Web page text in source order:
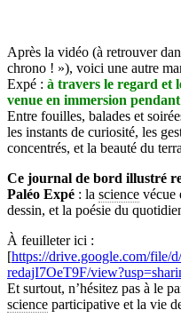
Après la vidéo (à retrouver
chrono ! »), voici une autre
Expé : à travers le regard et
venue en immersion
Entre fouilles, balades et
les instants de curiosité, les
concentrés, et la beauté du
Ce journal de bord illustré
Paléo Expé : la science vécue
dessin, et la poésie du
À feuilleter ici :
[https://drive.google.com/file/
redajI7OeT9F/
Et surtout, n’hésitez pas à le
science participative et la vie